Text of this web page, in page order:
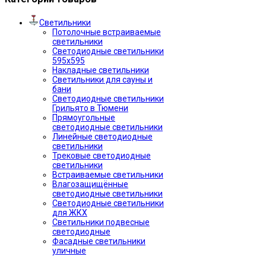
Светильники
Потолочные встраиваемые
светильники
Светодиодные светильники
595х595
Накладные светильники
Светильники для сауны и
бани
Светодиодные светильники
Грильято в Тюмени
Прямоугольные
светодиодные светильники
Линейные светодиодные
светильники
Трековые светодиодные
светильники
Встраиваемые светильники
Влагозащищённые
светодиодные светильники
Светодиодные светильники
для ЖКХ
Светильники подвесные
светодиодные
Фасадные светильники
уличные